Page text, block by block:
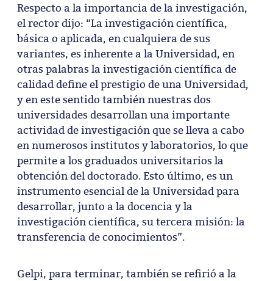
Respecto a la importancia de la investigación,
el rector dijo: “La investigación científica,
básica o aplicada, en cualquiera de sus
variantes, es inherente a la Universidad, en
otras palabras la investigación científica de
calidad define el prestigio de una Universidad,
y en este sentido también nuestras dos
universidades desarrollan una importante
actividad de investigación que se lleva a cabo
en numerosos institutos y laboratorios, lo que
permite a los graduados universitarios la
obtención del doctorado. Esto último, es un
instrumento esencial de la Universidad para
desarrollar, junto a la docencia y la
investigación científica, su tercera misión: la
transferencia de conocimientos”.
Gelpi, para terminar, también se refirió a la